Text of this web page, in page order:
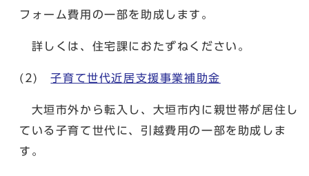
フォーム費用の一部を助成します。
詳しくは、住宅課におたずねください。
(2)子育て世代近居支援事業補助金
大垣市外から転入し、大垣市内に親世帯が居住し
ている子育て世代に、引越費用の一部を助成しま
す。